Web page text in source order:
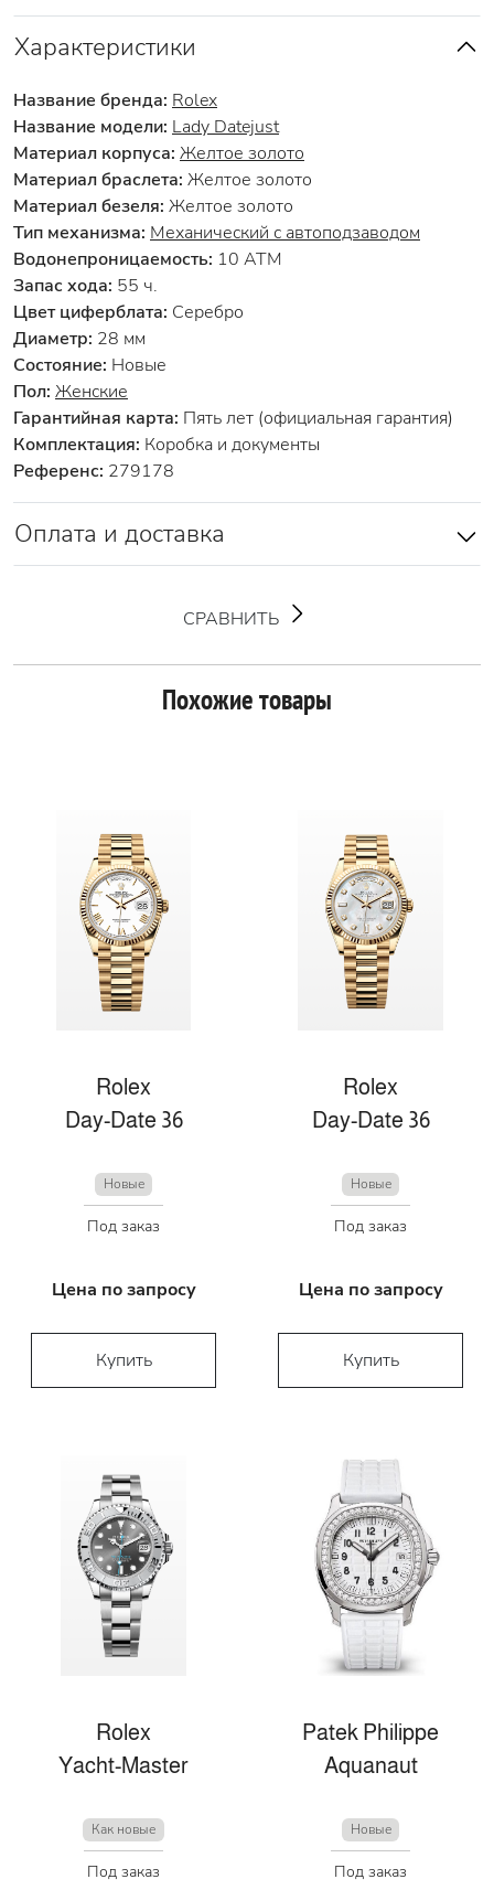
Характеристики
Название бренда: Rolex
Название модели: Lady Datejust
Материал корпуса: Желтое золото
Материал браслета: Желтое золото
Материал безеля: Желтое золото
Тип механизма: Механический с автоподзаводом
Водонепроницаемость: 10 АТМ
Запас хода: 55 ч.
Цвет циферблата: Серебро
Диаметр: 28 мм
Состояние: Новые
Пол: Женские
Гарантийная карта: Пять лет (официальная гарантия)
Комплектация: Коробка и документы
Референс: 279178
Оплата и доставка
СРАВНИТЬ
Похожие товары
Rolex
Day-Date 36
Новые
Под заказ
Цена по запросу
Купить
Rolex
Day-Date 36
Новые
Под заказ
Цена по запросу
Купить
Rolex
Yacht-Master
Как новые
Под заказ
Patek Philippe
Aquanaut
Новые
Под заказ